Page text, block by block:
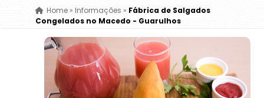
Home» Informações » Fábrica de Salgados
Congelados no Macedo - Guarulhos